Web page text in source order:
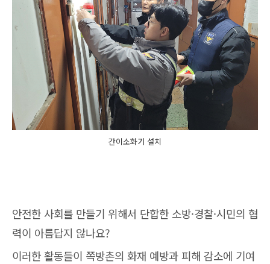
간이소화기 설치
안전한 사회를 만들기 위해서 단합한 소방·경찰·시민의 협
력이 아름답지 않나요?
이러한 활동들이 쪽방촌의 화재 예방과 피해 감소에 기여